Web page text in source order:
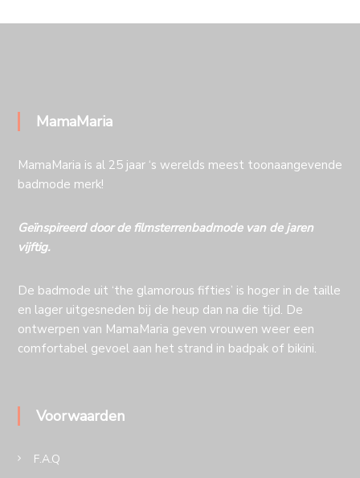
MamaMaria
MamaMaria is al 25 jaar ‘s werelds meest toonaangevende
badmode merk!
Geïnspireerd door de filmsterrenbadmode van de jaren
vijftig.
De badmode uit ‘the glamorous fifties’ is hoger in de taille
en lager uitgesneden bij de heup dan na die tijd. De
ontwerpen van MamaMaria geven vrouwen weer een
comfortabel gevoel aan het strand in badpak of bikini.
Voorwaarden
F.A.Q